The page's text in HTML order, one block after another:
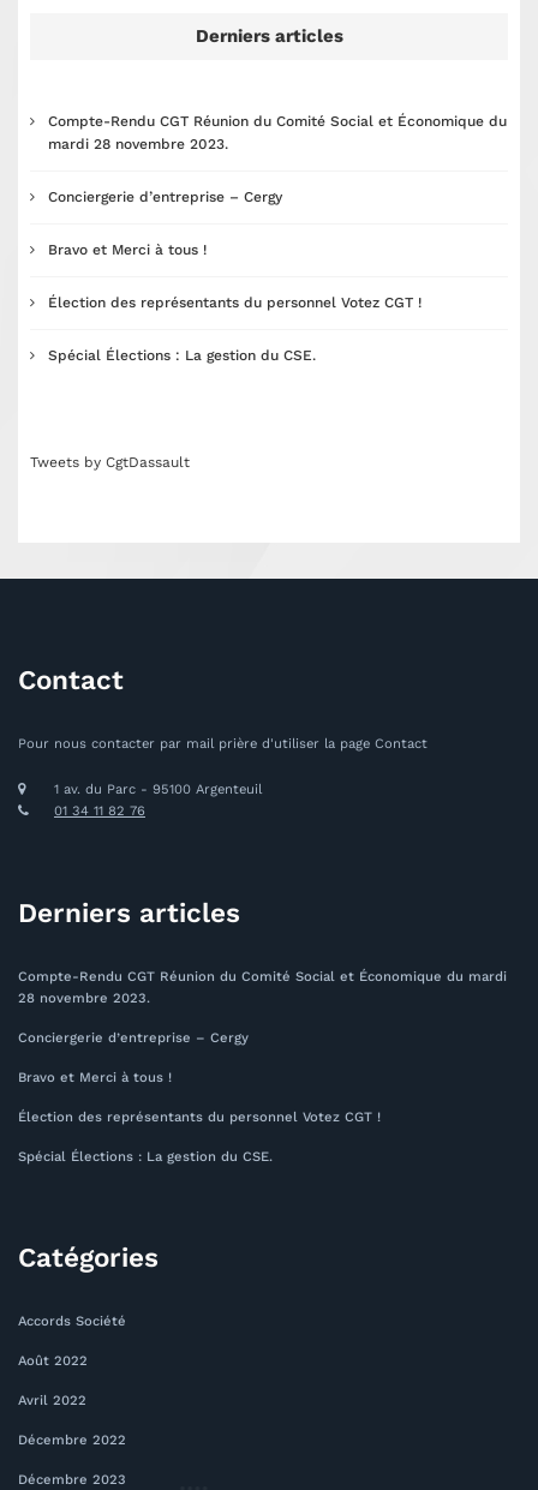
Derniers articles
Compte-Rendu CGT Réunion du Comité Social et Économique du
mardi 28 novembre 2023.
Conciergerie d’entreprise – Cergy
Bravo et Merci à tous !
Élection des représentants du personnel Votez CGT !
Spécial Élections : La gestion du CSE.
Tweets by CgtDassault
Contact
Pour nous contacter par mail prière d'utiliser la page Contact
1 av. du Parc - 95100 Argenteuil
01 34 11 82 76
Derniers articles
Compte-Rendu CGT Réunion du Comité Social et Économique du mardi
28 novembre 2023.
Conciergerie d’entreprise – Cergy
Bravo et Merci à tous !
Élection des représentants du personnel Votez CGT !
Spécial Élections : La gestion du CSE.
Catégories
Accords Société
Août 2022
Avril 2022
Décembre 2022
Décembre 2023